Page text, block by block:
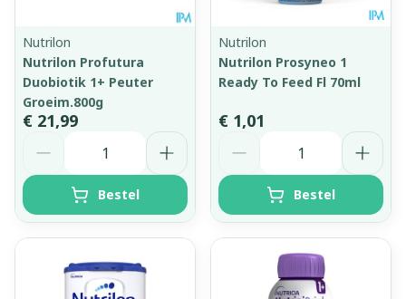
Nutrilon
Nutrilon Profutura
Duobiotik 1+ Peuter
Groeim.800g
€ 21,99
Bestel
Nutrilon
Nutrilon Prosyneo 1
Ready To Feed Fl 70ml
€ 1,01
Bestel